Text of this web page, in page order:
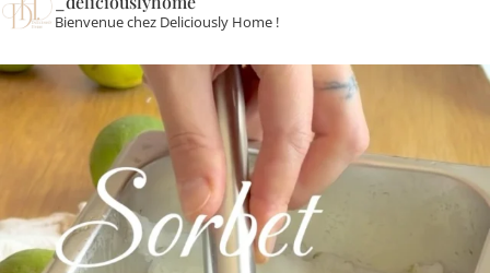
Bienvenue chez Deliciously Home !